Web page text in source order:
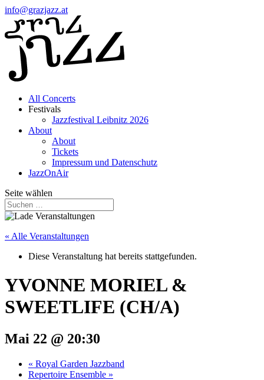
info@grazjazz.at
All Concerts
Festivals
Jazzfestival Leibnitz 2026
About
About
Tickets
Impressum und Datenschutz
JazzOnAir
Seite wählen
« Alle Veranstaltungen
Diese Veranstaltung hat bereits stattgefunden.
YVONNE MORIEL &
SWEETLIFE (CH/A)
Mai 22 @ 20:30
« Royal Garden Jazzband
Repertoire Ensemble »